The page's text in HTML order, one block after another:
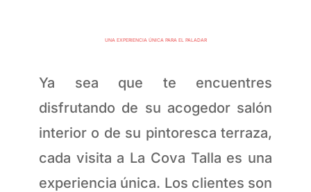
UNA EXPERIENCIA ÚNICA PARA EL PALADAR
Ya sea que te encuentres
disfrutando de su acogedor salón
interior o de su pintoresca terraza,
cada visita a La Cova Talla es una
experiencia única. Los clientes son